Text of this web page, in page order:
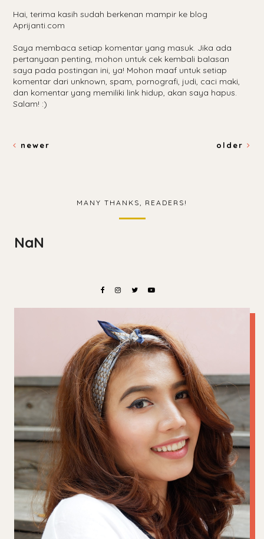
Hai, terima kasih sudah berkenan mampir ke blog
Aprijanti.com
Saya membaca setiap komentar yang masuk. Jika ada
pertanyaan penting, mohon untuk cek kembali balasan
saya pada postingan ini, ya! Mohon maaf untuk setiap
komentar dari unknown, spam, pornografi, judi, caci maki,
dan komentar yang memiliki link hidup, akan saya hapus.
Salam! :)
newer older
MANY THANKS, READERS!
NaN